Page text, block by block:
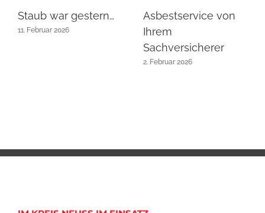
Staub war gestern…
11. Februar 2026
Asbestservice von
Ihrem
Sachversicherer
2. Februar 2026